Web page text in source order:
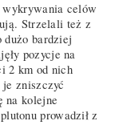
wykrywania celów
Strzelali też z
dużo bardziej
pozycje na
2 km od nich
zniszczyć
na kolejne
prowadził z